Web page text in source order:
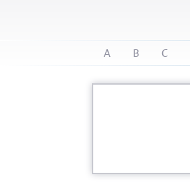
A B C